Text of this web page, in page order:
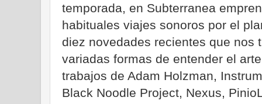
temporada, en Subterranea
habituales viajes sonoros por el
diez novedades recientes que nos
variadas formas de entender el
trabajos de Adam Holzman,
Black Noodle Project, Nexus,